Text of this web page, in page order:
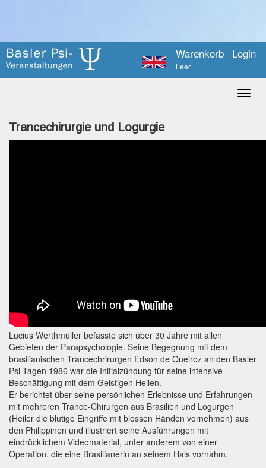
Login
Warenkorb
Leer
Trancechirurgie und Logurgie
Lucius Werthmüller befasste sich über 30 Jahre mit allen
Gebieten der Parapsychologie. Seine Begegnung mit dem
brasilianischen Trancechrirurgen Edson de Queiroz an den Basler
Psi-Tagen 1986 war die Initialzündung für seine intensive
Beschäftigung mit dem Geistigen Heilen.
Er berichtet über seine persönlichen Erlebnisse und Erfahrungen
mit mehreren Trance-Chirurgen aus Brasilien und Logurgen
(Heiler die blutige Eingriffe mit blossen Händen vornehmen) aus
den Philippinen und illustriert seine Ausführungen mit
eindrücklichem Videomaterial, unter anderem von einer
Operation, die eine Brasilianerin an seinem Hals vornahm.